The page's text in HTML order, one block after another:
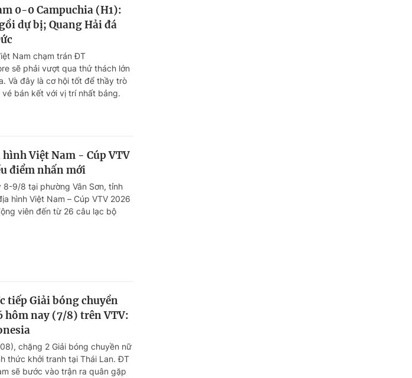
0-0 Campuchia (H1):
dự bị; Quang Hải đá
Nam chạm trán ĐT
sẽ phải vượt qua thử thách lớn
Và đây là cơ hội tốt để thầy trò
vé bán kết với vị trí nhất bảng.
Việt Nam - Cúp VTV
điểm nhấn mới
8-9/8 tại phường Vân Sơn, tỉnh
hình Việt Nam – Cúp VTV 2026
viên đến từ 26 câu lạc bộ
tiếp Giải bóng chuyền
hôm nay (7/8) trên VTV:
chặng 2 Giải bóng chuyền nữ
thức khởi tranh tại Thái Lan. ĐT
sẽ bước vào trận ra quân gặp